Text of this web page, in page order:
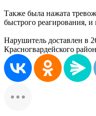
Также была нажата
быстрого реагирования,
Нарушитель доставлен в
Красногвардейского